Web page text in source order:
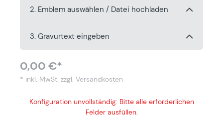
2. Emblem auswählen / Datei hochladen
3. Gravurtext eingeben
0,00 €*
* inkl. MwSt. zzgl. Versandkosten
Konfiguration unvollständig: Bitte alle erforderlichen
Felder ausfüllen.